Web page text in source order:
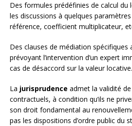
Des formules prédéfinies de calcul
les discussions à quelques
référence, coefficient multiplicateur,
Des clauses de médiation spécifiques
prévoyant l’intervention d’un expert
cas de désaccord sur la valeur locative.
La jurisprudence admet la validité
contractuels, à condition qu’ils ne
son droit fondamental au
pas les dispositions d’ordre public du